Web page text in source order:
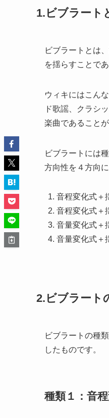
1.ビブラート
ビブラートとは
を揺らすことで
ウィキにはこん
ド歌謡、クラシ
楽曲であること
ビブラートには
方向性を４方向
音程変化式＋
音程変化式＋
音量変化式＋
音量変化式＋
2.ビブラート
ビブラートの種
したものです。
種類１：音